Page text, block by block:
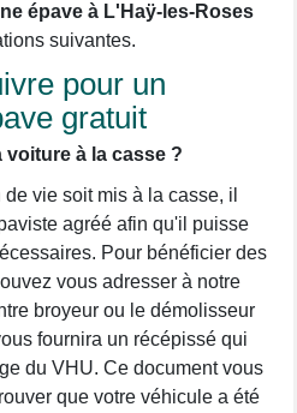
épave à L'Haÿ-les-Roses
suivantes.
pour un
gratuit
voiture à la casse ?
vie soit mis à la casse, il
agréé afin qu'il puisse
Pour bénéficier des
vous adresser à notre
broyeur ou le démolisseur
fournira un récépissé qui
du VHU. Ce document vous
que votre véhicule a été